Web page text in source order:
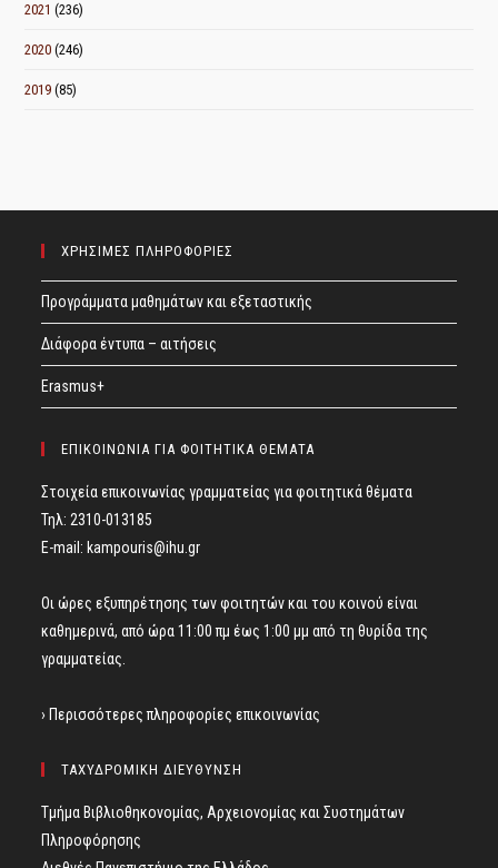
2021 (236)
2020 (246)
2019 (85)
ΧΡΗΣΙΜΕΣ ΠΛΗΡΟΦΟΡΙΕΣ
Προγράμματα μαθημάτων και εξεταστικής
Διάφορα έντυπα – αιτήσεις
Erasmus+
ΕΠΙΚΟΙΝΩΝΙΑ ΓΙΑ ΦΟΙΤΗΤΙΚΑ ΘΕΜΑΤΑ
Στοιχεία επικοινωνίας γραμματείας για φοιτητικά θέματα
Τηλ: 2310-013185
E-mail: kampouris@ihu.gr
Οι ώρες εξυπηρέτησης των φοιτητών και του κοινού είναι
καθημερινά, από ώρα 11:00 πμ έως 1:00 μμ από τη θυρίδα της
γραμματείας.
› Περισσότερες πληροφορίες επικοινωνίας
ΤΑΧΥΔΡΟΜΙΚΗ ΔΙΕΥΘΥΝΣΗ
Τμήμα Βιβλιοθηκονομίας, Αρχειονομίας και Συστημάτων
Πληροφόρησης